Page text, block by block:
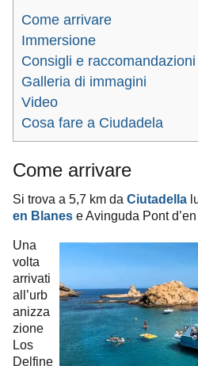
Come arrivare
Immersione
Consigli e raccomandazioni
Galleria di immagini
Video
Cosa fare a Ciudadela
Come arrivare
Si trova a 5,7 km da Ciutadella
en Blanes e Avinguda Pont
Una
volta
arrivati
all’urb
anizza
zione
Los
Delfine